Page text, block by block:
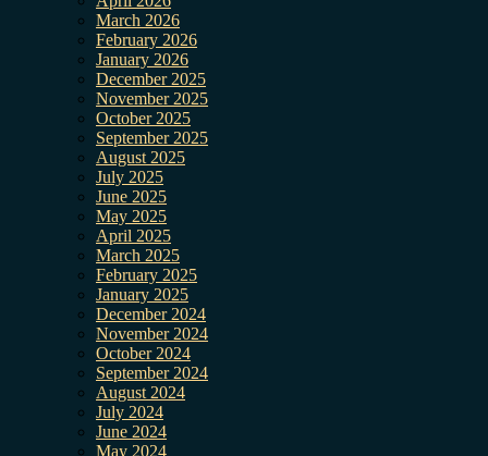
March 2026
February 2026
January 2026
December 2025
November 2025
October 2025
September 2025
August 2025
July 2025
June 2025
May 2025
April 2025
March 2025
February 2025
January 2025
December 2024
November 2024
October 2024
September 2024
August 2024
July 2024
June 2024
May 2024